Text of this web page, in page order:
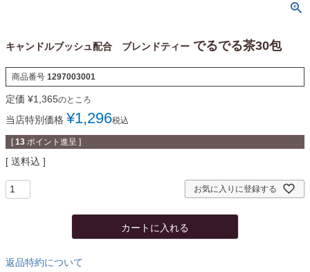
キャンドルブッシュ配合 ブレンドティー でるでる茶30包
商品番号 1297003001
定価 ¥1,365のところ
当店特別価格 ¥1,296税込
[ 13 ポイント進呈 ]
送料込
お気に入りに登録する
カートに入れる
返品特約について